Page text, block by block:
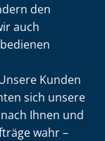
den
auch
Kunden
sich unsere
Ihnen und
wahr –